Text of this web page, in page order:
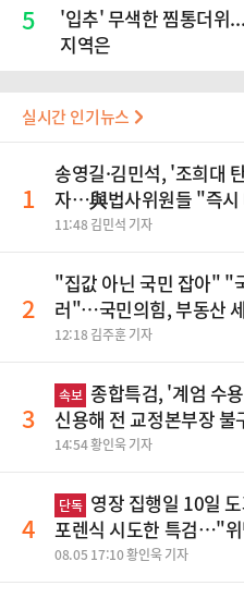
5
'입추' 무색한 찜통더위
지역은
실시간 인기뉴스
1
송영길·김민석, '조희대
자…與법사위원들 "즉시
청하라"
11:48 김민석 기자
2
"집값 아닌 국민 잡아" "
러"…국민의힘, 부동산
맹폭
12:18 김주훈 기자
3
속보 종합특검, '계엄 수
신용해 전 교정본부장 불
14:54 황인욱 기자
4
단독 영장 집행일 10일
포렌식 시도한 특검…"
집" 지적
08.05 17:10 황인욱 기자